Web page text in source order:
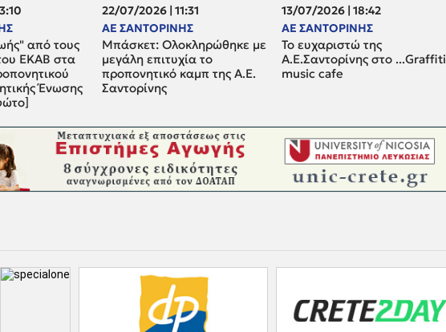
από τους
ΕΚΑΒ στα
Ένωσης
22/07/2026 | 11:31
ΑΕ ΣΑΝΤΟΡΙΝΗΣ
Μπάσκετ: Oλοκληρώθηκε με
μεγάλη επιτυχία το
προπονητικό καμπ της Α.Ε.
Σαντορίνης
13/07/2026 | 18:42
ΑΕ ΣΑΝΤΟΡΙΝΗΣ
Το ευχαριστώ της
Α.Ε.Σαντορίνης στο ...Graffiti
music cafe